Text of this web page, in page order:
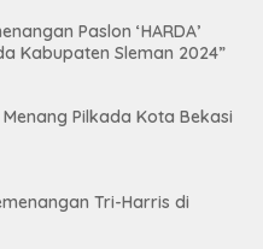
Paslon ‘HARDA’
Kabupaten Sleman 2024”
Pilkada Kota Bekasi
Tri-Harris di